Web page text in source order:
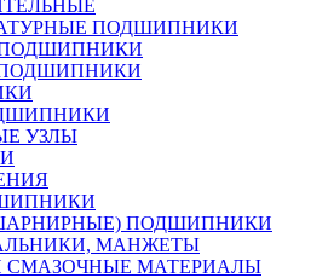
ПОДШИПНИКИ
УЗЛЫ
ПОДШИПНИКИ
МАНЖЕТЫ
СМАЗОЧНЫЕ МАТЕРИАЛЫ